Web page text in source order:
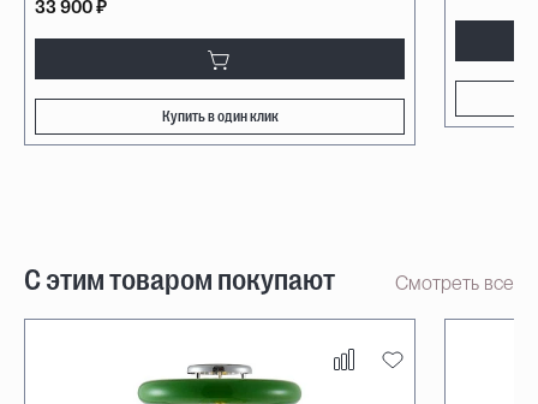
33 900 ₽
Купить в один клик
С этим товаром покупают Смотреть все